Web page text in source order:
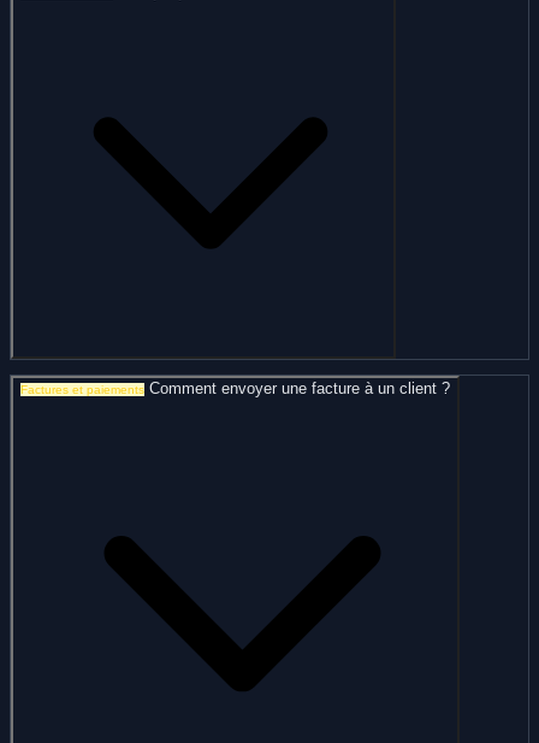
Factures et paiements Comment envoyer une facture à un client ?